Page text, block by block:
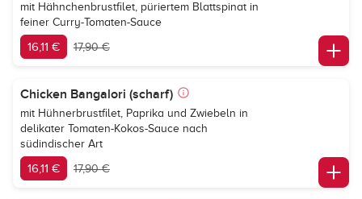
mit Hähnchenbrustfilet, püriertem Blattspinat in
feiner Curry-Tomaten-Sauce
16,11 € 17,90 €
Chicken Bangalori (scharf)
mit Hühnerbrustfilet, Paprika und Zwiebeln in
delikater Tomaten-Kokos-Sauce nach
südindischer Art
16,11 € 17,90 €